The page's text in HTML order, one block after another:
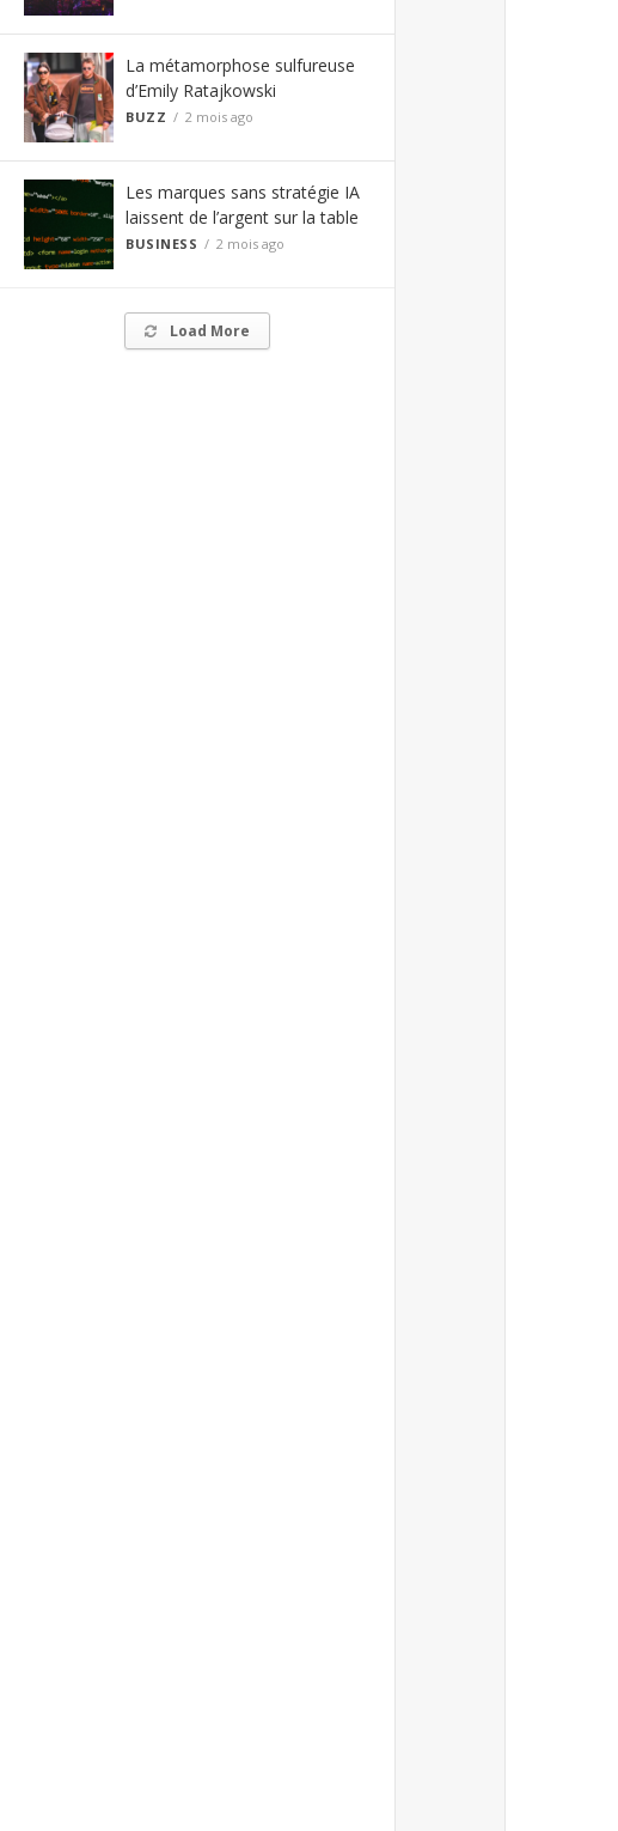
La métamorphose sulfureuse
d’Emily Ratajkowski
BUZZ 2 mois ago
Les marques sans stratégie IA
laissent de l’argent sur la table
BUSINESS 2 mois ago
Load More